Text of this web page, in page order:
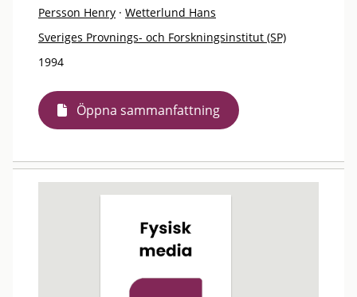
Persson Henry · Wetterlund Hans
Sveriges Provnings- och Forskningsinstitut (SP)
1994
Öppna sammanfattning